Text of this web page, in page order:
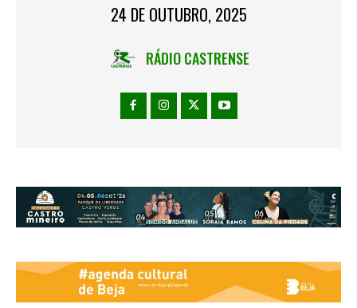
24 DE OUTUBRO, 2025
RÁDIO CASTRENSE